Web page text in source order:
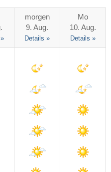
morgen
9. Aug.
Details »
Mo
10. Aug.
Details »